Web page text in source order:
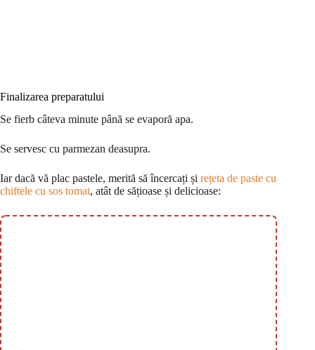
Finalizarea preparatului
Se fierb câteva minute până se evaporă apa.
Se servesc cu parmezan deasupra.
Iar dacă vă plac pastele, merită să încercați și rețeta de paste cu
chiftele cu sos tomat, atât de sățioase și delicioase: